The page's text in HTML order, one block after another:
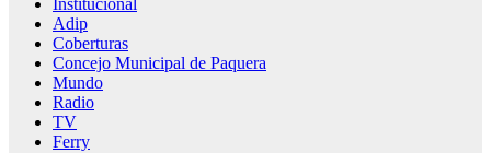
Institucional
Adip
Coberturas
Concejo Municipal de Paquera
Mundo
Radio
TV
Ferry